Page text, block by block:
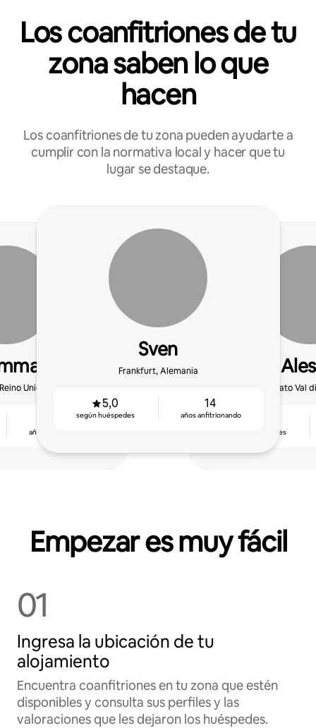
Los coanfitriones de tu
zona saben lo que
hacen
Los coanfitriones de tu zona pueden ayudarte a
cumplir con la normativa local y hacer que tu
lugar se destaque.
Unido
años anfitrionando
Sven
Frankfurt, Alemania
5,0
según huéspedes
14
años anfitrionando
San Donato Val
según huéspedes
Empezar es muy fácil
01
Ingresa la ubicación de tu
alojamiento
Encuentra coanfitriones en tu zona que estén
disponibles y consulta sus perfiles y las
valoraciones que les dejaron los huéspedes.